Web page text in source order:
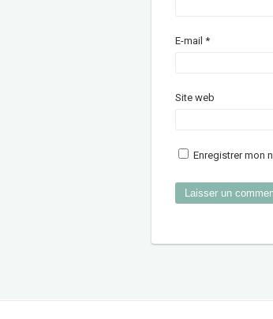
E-mail *
Site web
Enregistrer mon